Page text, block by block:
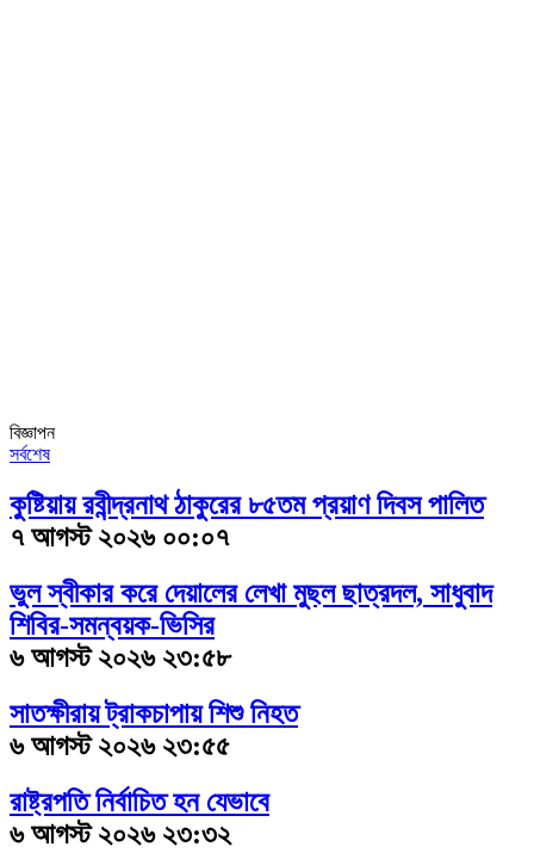
বিজ্ঞাপন
সর্বশেষ
কুষ্টিয়ায় রবীন্দ্রনাথ ঠাকুরের ৮৫তম প্রয়াণ দিবস পালিত
৭ আগস্ট ২০২৬ ০০:০৭
ভুল স্বীকার করে দেয়ালের লেখা মুছল ছাত্রদল, সাধুবাদ
শিবির-সমন্বয়ক-ভিসির
৬ আগস্ট ২০২৬ ২৩:৫৮
সাতক্ষীরায় ট্রাকচাপায় শিশু নিহত
৬ আগস্ট ২০২৬ ২৩:৫৫
রাষ্ট্রপতি নির্বাচিত হন যেভাবে
৬ আগস্ট ২০২৬ ২৩:৩২